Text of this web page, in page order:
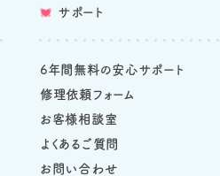
サポート
6年間無料の安心サポート
修理依頼フォーム
お客様相談室
よくあるご質問
お問い合わせ